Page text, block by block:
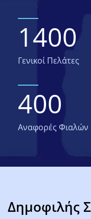
1400
Γενικοί Πελάτες
400
Αναφορές Φιαλών
Δημοφιλής